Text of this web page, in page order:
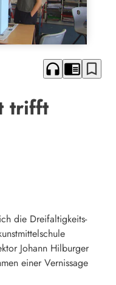
headphones chrome_reader_mode bookmark_border
trifft
die Dreifaltigkeits-
Johann Hilburger
einer Vernissage